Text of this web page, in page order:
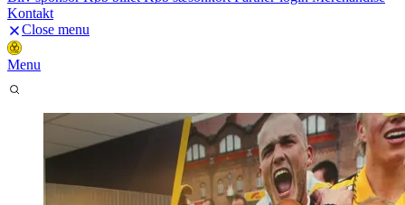
Kontakt
Close menu
Menu